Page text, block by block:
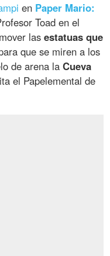
en Paper Mario:
Toad en el
lasestatuas que
que se miren a los
de arena laCueva
el Papelemental de